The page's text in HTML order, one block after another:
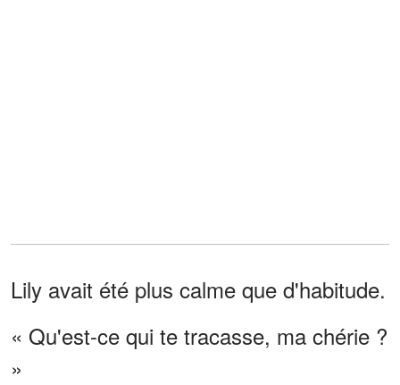
Lily avait été plus calme que d'habitude.
« Qu'est-ce qui te tracasse, ma chérie ?
»